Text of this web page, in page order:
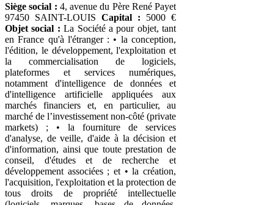
Siège social : 4, avenue du Père René Payet
97450 SAINT-LOUIS Capital : 5000 €
Objet social : La Société a pour objet, tant
en France qu'à l'étranger : • la conception,
l'édition, le développement, l'exploitation et
la commercialisation de logiciels,
plateformes et services numériques,
notamment d'intelligence de données et
d'intelligence artificielle appliquées aux
marchés financiers et, en particulier, au
marché de l’investissement non-côté (private
markets) ; • la fourniture de services
d'analyse, de veille, d'aide à la décision et
d'information, ainsi que toute prestation de
conseil, d'études et de recherche et
développement associées ; et • la création,
l'acquisition, l'exploitation et la protection de
tous droits de propriété intellectuelle